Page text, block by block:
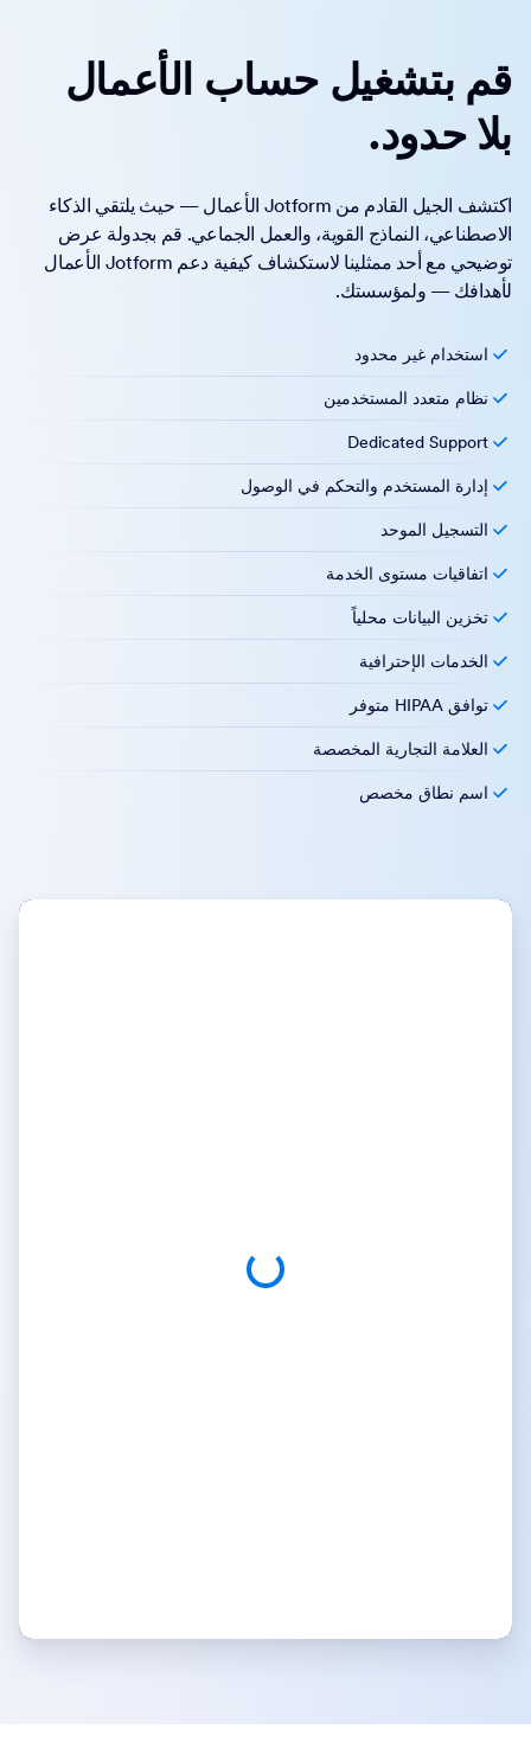
قم بتشغيل حساب الأعمال
بلا حدود.
اكتشف الجيل القادم من Jotform الأعمال — حيث يلتقي الذكاء
الاصطناعي، النماذج القوية، والعمل الجماعي. قم بجدولة عرض
توضيحي مع أحد ممثلينا لاستكشاف كيفية دعم Jotform الأعمال
لأهدافك — ولمؤسستك.
استخدام غير محدود
نظام متعدد المستخدمين
Dedicated Support
إدارة المستخدم والتحكم في الوصول
التسجيل الموحد
اتفاقيات مستوى الخدمة
تخزين البيانات محلياً
الخدمات الإحترافية
توافق HIPAA متوفر
العلامة التجارية المخصصة
اسم نطاق مخصص